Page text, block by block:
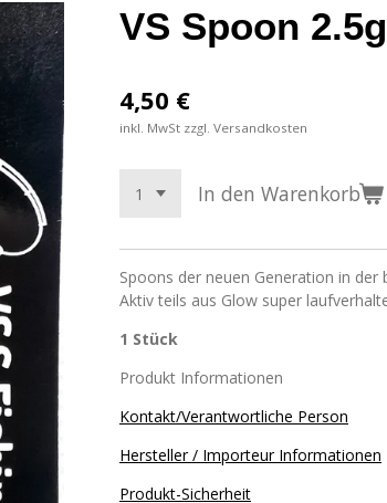
VS Spoon
4,50 €
inkl. MwSt zzgl. Versandkosten
In den Warenkorb
Spoons der neuen Generation in
Aktiv teils aus Glow super
1 Stück
Produkt Informationen
Kontakt/Verantwortliche Person
Hersteller / Importeur Informationen
Produkt-Sicherheit